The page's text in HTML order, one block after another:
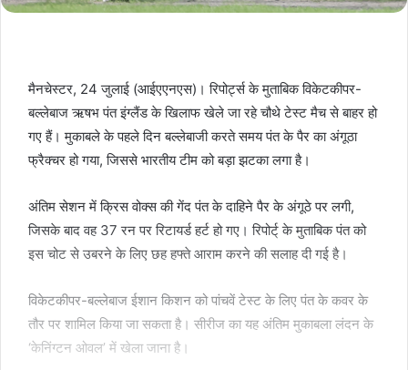
मैनचेस्टर, 24 जुलाई (आईएएनएस)। रिपोर्ट्स के मुताबिक विकेटकीपर-
बल्लेबाज ऋषभ पंत इंग्लैंड के खिलाफ खेले जा रहे चौथे टेस्ट मैच से बाहर हो
गए हैं। मुकाबले के पहले दिन बल्लेबाजी करते समय पंत के पैर का अंगूठा
फ्रैक्चर हो गया, जिससे भारतीय टीम को बड़ा झटका लगा है।
अंतिम सेशन में क्रिस वोक्स की गेंद पंत के दाहिने पैर के अंगूठे पर लगी,
जिसके बाद वह 37 रन पर रिटायर्ड हर्ट हो गए। रिपोर्ट् के मुताबिक पंत को
इस चोट से उबरने के लिए छह हफ्ते आराम करने की सलाह दी गई है।
विकेटकीपर-बल्लेबाज ईशान किशन को पांचवें टेस्ट के लिए पंत के कवर के
तौर पर शामिल किया जा सकता है। सीरीज का यह अंतिम मुकाबला लंदन के
‘केनिंग्टन ओवल’ में खेला जाना है।